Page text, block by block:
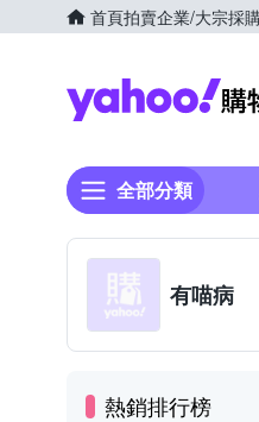
首頁拍賣企業/大宗採
全部分類
有喵病
熱銷排行榜